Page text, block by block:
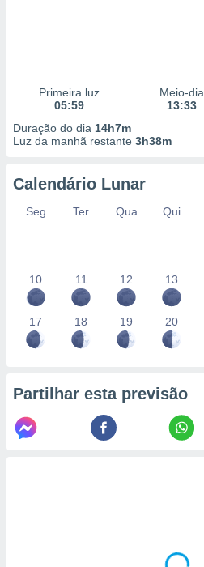
Primeira luz
05:59
Meio-dia
13:33
Duração do dia 14h7m
Luz da manhã restante 3h38m
Calendário Lunar
Seg Ter Qua Qui
10 11 12 13
17 18 19 20
Partilhar esta previsão